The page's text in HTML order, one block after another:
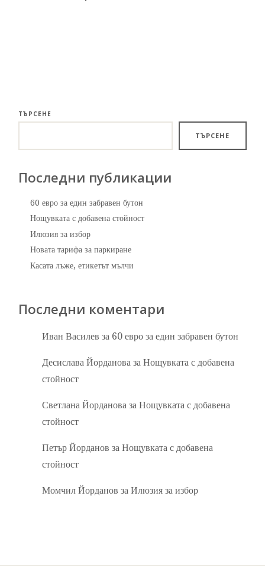
ТЪРСЕНЕ
ТЪРСЕНЕ
Последни публикации
60 евро за един забравен бутон
Нощувката с добавена стойност
Илюзия за избор
Новата тарифа за паркиране
Касата лъже, етикетът мълчи
Последни коментари
Иван Василев за 60 евро за един забравен бутон
Десислава Йорданова заНощувката с добавена
стойност
Светлана Йорданова заНощувката с добавена
стойност
Петър Йорданов заНощувката с добавена
стойност
Момчил Йорданов заИлюзия за избор